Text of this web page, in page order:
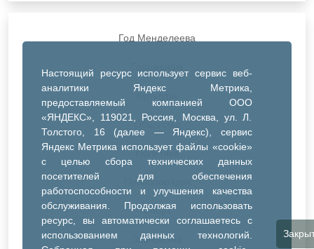
Настоящий ресурс использует сервис веб-
аналитики Яндекс Метрика,
предоставляемый компанией ООО
«ЯНДЕКС», 119021, Россия, Москва, ул. Л.
Толстого, 16 (далее — Яндекс), сервис
Яндекс Метрика использует файлы «cookie»
с целью сбора технических данных
посетителей для обеспечения
работоспособности и улучшения качества
обслуживания. Продолжая использовать
ресурс, вы автоматически соглашаетесь с
использованием данных технологий.
Год Менделеева
Культура
Общество
Политика
Правопорядок
Спорт
Экономика